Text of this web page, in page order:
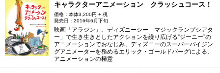
キャラクターアニメーション クラッシュコース！
価格：本体3,200円 + 税
発売日：2016年6月下旬
映画「アラジン」、ディズニーシー「マジックランプシアタ
ー」で生き生きとしたアクションを繰り広げる”ジーニー”の
アニメーションでおなじみ、ディズニーのスーパーバイジン
グアニメーターを務めるエリック・ゴールドバーグによる、
アニメーションの極意